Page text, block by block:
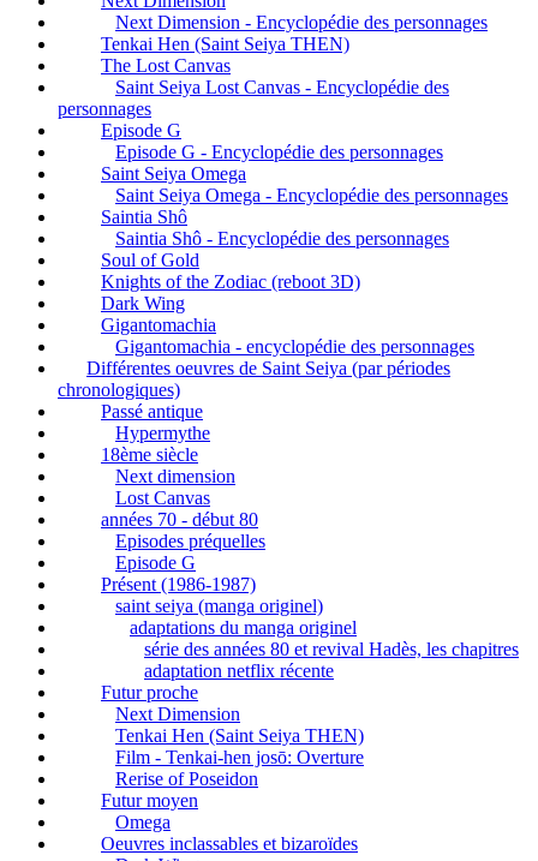
Next Dimension - Encyclopédie des personnages
Tenkai Hen (Saint Seiya THEN)
The Lost Canvas
Saint Seiya Lost Canvas - Encyclopédie des
personnages
Episode G
Episode G - Encyclopédie des personnages
Saint Seiya Omega
Saint Seiya Omega - Encyclopédie des personnages
Saintia Shô
Saintia Shô - Encyclopédie des personnages
Soul of Gold
Knights of the Zodiac (reboot 3D)
Dark Wing
Gigantomachia
Gigantomachia - encyclopédie des personnages
Différentes oeuvres de Saint Seiya (par périodes
chronologiques)
Passé antique
Hypermythe
18ème siècle
Next dimension
Lost Canvas
années 70 - début 80
Episodes préquelles
Episode G
Présent (1986-1987)
saint seiya (manga originel)
adaptations du manga originel
série des années 80 et revival Hadès, les chapitres
adaptation netflix récente
Futur proche
Next Dimension
Tenkai Hen (Saint Seiya THEN)
Film - Tenkai-hen josō: Overture
Rerise of Poseidon
Futur moyen
Omega
Oeuvres inclassables et bizaroïdes